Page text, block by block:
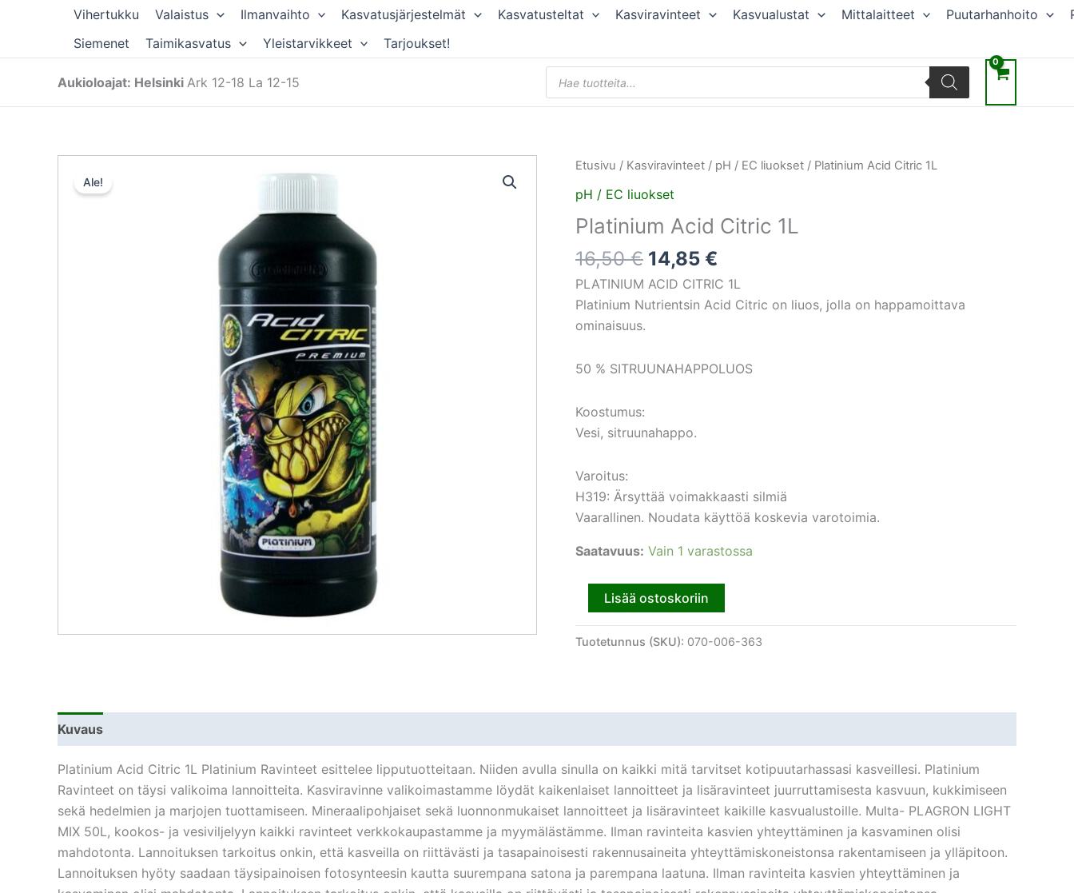
Vihertukku Valaistus Ilmanvaihto Kasvatusjärjestelmät Kasvatusteltat Kasviravinteet Kasvualustat Mittalaitteet Puutarhanhoito
Siemenet
Taimikasvatus Yleistarvikkeet Tarjoukset!
Aukioloajat: Helsinki Ark 12-18 La 12-15
Products
search
Ale!
Etusivu / Kasviravinteet / pH / EC liuokset / Platinium Acid Citric 1L
pH / EC liuokset
Platinium Acid Citric 1L
16,50€
Alkuperäinen
hinta
oli:
16,50 €.
14,85 €
Nykyinen
14,85 €.
PLATINIUM ACID CITRIC 1L
Platinium Nutrientsin Acid Citric on liuos, jolla on happamoittava
ominaisuus.
50 % SITRUUNAHAPPOLUOS
Koostumus:
Vesi, sitruunahappo.
Varoitus:
H319: Ärsyttää voimakkaasti silmiä
Vaarallinen. Noudata käyttöä koskevia varotoimia.
Saatavuus: Vain 1 varastossa
Platinium
Acid
Citric
1L
määrä
Lisää ostoskoriin
Tuotetunnus (SKU): 070-006-363
Kuvaus
Platinium Acid Citric 1L Platinium Ravinteet esittelee lipputuotteitaan. Niiden avulla sinulla on kaikki mitä tarvitset kotipuutarhassasi kasveillesi. Platinium
Ravinteet on täysi valikoima lannoitteita. Kasviravinne valikoimastamme löydät kaikenlaiset lannoitteet ja lisäravinteet juurruttamisesta kasvuun, kukkimiseen
sekä hedelmien ja marjojen tuottamiseen. Mineraalipohjaiset sekä luonnonmukaiset lannoitteet ja lisäravinteet kaikille kasvualustoille. Multa- PLAGRON LIGHT
MIX 50L, kookos- ja vesiviljelyyn kaikki ravinteet verkkokaupastamme ja myymälästämme. Ilman ravinteita kasvien yhteyttäminen ja kasvaminen olisi
mahdotonta. Lannoituksen tarkoitus onkin, että kasveilla on riittävästi ja tasapainoisesti rakennusaineita yhteyttämiskoneistonsa rakentamiseen ja ylläpitoon.
Lannoituksen hyöty saadaan täysipainoisen fotosynteesin kautta suurempana satona ja parempana laatuna. Ilman ravinteita kasvien yhteyttäminen ja